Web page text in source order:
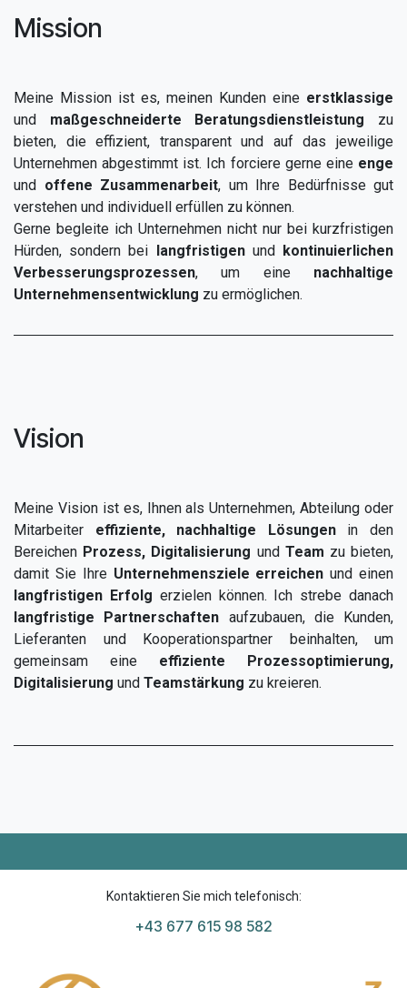
Mission
Meine Mission ist es, meinen Kunden eine erstklassige
und maßgeschneiderte Beratungsdienstleistung zu
bieten, die effizient, transparent und auf das jeweilige
Unternehmen abgestimmt ist. Ich forciere gerne eine enge
und offene Zusammenarbeit, um Ihre Bedürfnisse gut
verstehen und individuell erfüllen zu können.
Gerne begleite ich Unternehmen nicht nur bei kurzfristigen
Hürden, sondern bei
langfristigenund
kontinuierlichen
Verbesserungsprozessen, um eine nachhaltige
Unternehmensentwicklung zu ermöglichen.
Vision
Meine Vision ist es, Ihnen als Unternehmen, Abteilung oder
Mitarbeiter effiziente, nachhaltige Lösungenin den
Bereichen Prozess, Digitalisierung und Team zu bieten,
damit Sie Ihre Unternehmensziele erreichen und einen
langfristigen Erfolg erzielen können. Ich strebe danach
langfristige Partnerschaften aufzubauen, die Kunden,
Lieferanten und Kooperationspartner beinhalten, um
gemeinsam eine effiziente Prozessoptimierung,
Digitalisierung und Teamstärkung zu kreieren.
Kontaktieren Sie mich telefonisch:
+43 677 615 98 582